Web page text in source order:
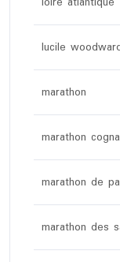
lucile
marathon
marathon
marathon de
marathon des